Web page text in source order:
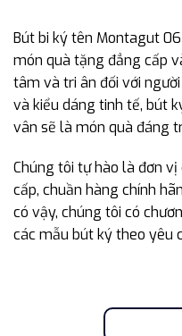
Bút bi ký tên Montagut
món quà tặng đẳng cấp
tâm và tri ân đối với
và kiểu dáng tinh tế, bút
vân sẽ là món quà đáng
Chúng tôi tự hào là đơn
cấp, chuần hàng chính
có vậy, chúng tôi có
các mẫu bút ký theo yêu